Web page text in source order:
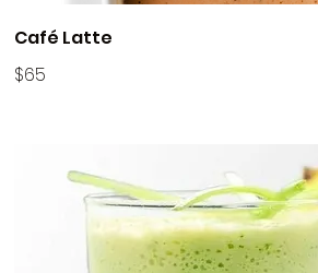
Café Latte
$65